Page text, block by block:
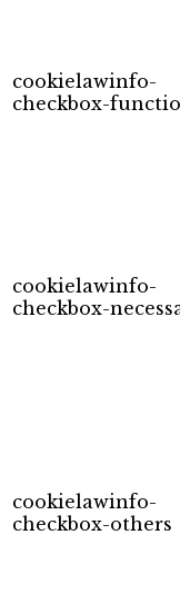
cookielawinfo-
checkbox-
cookielawinfo-
checkbox-
cookielawinfo-
checkbox-others